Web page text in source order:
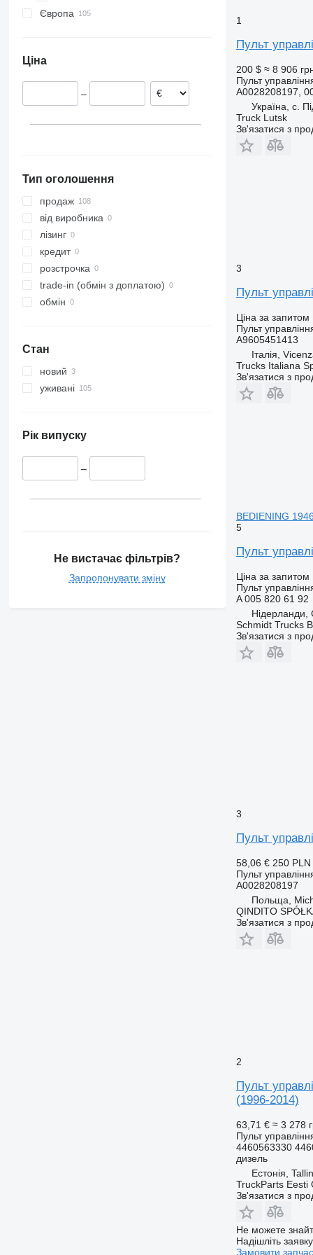
Черляни
Європа
Румунія
Нідерланди
Ціна
–
Тип оголошення
продаж
від виробника
лізинг
кредит
розстрочка
trade-in (обмін з доплатою)
обмін
Стан
новий
уживані
Рік випуску
–
Не вистачає фільтрів?
Запропонувати зміну
1
Пульт
200 $ ≈ 8 906
Пульт
A0028208197,
Україна, с.
Truck Lutsk
Зв'язатися з
3
Пульт
Ціна за запитом
Пульт
A9605451413
Італія,
Trucks Italiana
Зв'язатися з
BEDIENING
5
Пульт
Ціна за запитом
Пульт
A 005 820 61 92
Нідерланди,
Schmidt Trucks
Зв'язатися з
3
Пульт
58,06 € 250 PLN
Пульт
A0028208197
Польща,
QINDITO
Зв'язатися з
2
Пульт
(1996-2014)
63,71 € ≈ 3 278
Пульт
4460563330
дизель
Естонія,
TruckParts Eesti
Зв'язатися з
Не можете
Надішліть
Замовити